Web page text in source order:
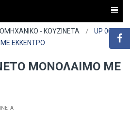
- ΚΟΥΖΙΝΕΤΑ
UP 001
ΕΚΚΕΝΤΡΟ
ΜΟΝΟΛΑΙΜΟ ΜΕ